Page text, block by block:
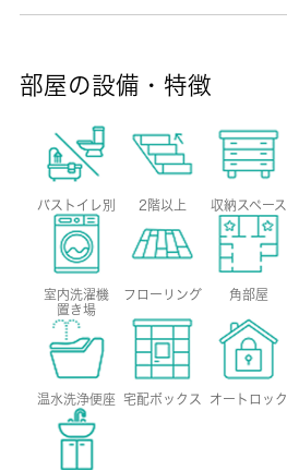
部屋の設備・特徴
バストイレ別 2階以上 収納スペース
室内洗濯機
置き場
フローリング 角部屋
温水洗浄便座 宅配ボックス オートロック